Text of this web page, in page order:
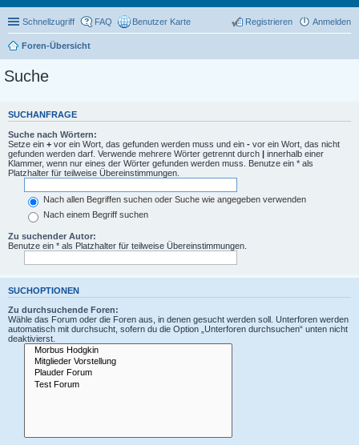
Schnellzugriff FAQ Benutzer Karte Anmelden
Registrieren
Foren-Übersicht
Suche
SUCHANFRAGE
Suche nach Wörtern:
Setze ein + vor ein Wort, das gefunden werden muss und ein - vor ein Wort, das nicht
gefunden werden darf. Verwende mehrere Wörter getrennt durch | innerhalb einer
Klammer, wenn nur eines der Wörter gefunden werden muss. Benutze ein * als
Platzhalter für teilweise Übereinstimmungen.
Nach allen Begriffen suchen oder Suche wie angegeben verwenden
Nach einem Begriff suchen
Zu suchender Autor:
Benutze ein * als Platzhalter für teilweise Übereinstimmungen.
SUCHOPTIONEN
Zu durchsuchende Foren:
Wähle das Forum oder die Foren aus, in denen gesucht werden soll. Unterforen werden
automatisch mit durchsucht, sofern du die Option „Unterforen durchsuchen“ unten nicht
deaktivierst.